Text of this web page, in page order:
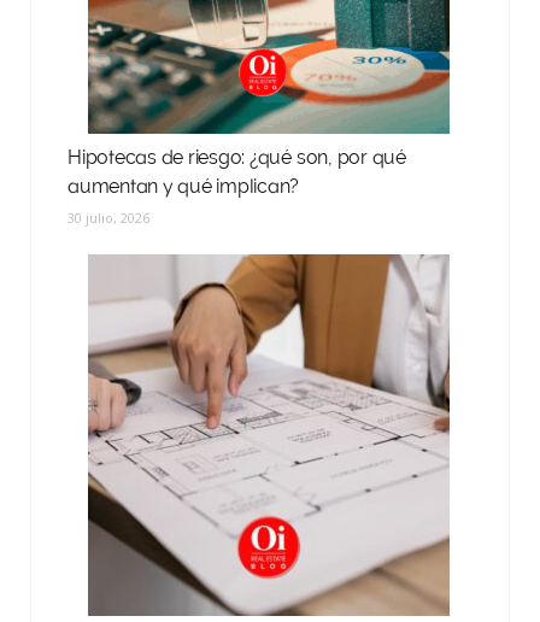
Hipotecas de riesgo: ¿qué son, por qué
aumentan y qué implican?
30 julio, 2026